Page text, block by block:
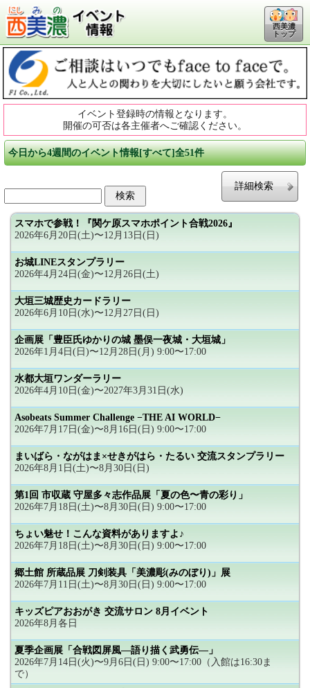
西美濃
トップ
イベント登録時の情報となります。
開催の可否は各主催者へご確認ください。
今日から4週間のイベント情報[すべて]全51件
詳細検索
スマホで参戦！『関ケ原スマホポイント合戦2026』
2026年6月20日(土)〜12月13日(日)
お城LINEスタンプラリー
2026年4月24日(金)〜12月26日(土)
大垣三城歴史カードラリー
2026年6月10日(水)〜12月27日(日)
企画展「豊臣氏ゆかりの城 墨俣一夜城・大垣城」
2026年1月4日(日)〜12月28日(月) 9:00〜17:00
水都大垣ワンダーラリー
2026年4月10日(金)〜2027年3月31日(水)
Asobeats Summer Challenge −THE AI WORLD−
2026年7月17日(金)〜8月16日(日) 9:00〜17:00
まいばら・ながはま×せきがはら・たるい 交流スタンプラリー
2026年8月1日(土)〜8月30日(日)
第1回 市収蔵 守屋多々志作品展「夏の色〜青の彩り」
2026年7月18日(土)〜8月30日(日) 9:00〜17:00
ちょい魅せ！こんな資料がありますよ♪
2026年7月18日(土)〜8月30日(日) 9:00〜17:00
郷土館 所蔵品展 刀剣装具「美濃彫(みのぼり)」展
2026年7月11日(土)〜8月30日(日) 9:00〜17:00
キッズピアおおがき 交流サロン 8月イベント
2026年8月各日
夏季企画展「合戦図屏風―語り描く武勇伝―」
2026年7月14日(火)〜9月6日(日) 9:00〜17:00（入館は16:30ま
で）